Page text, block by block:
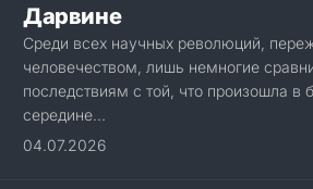
Дарвине
Среди всех научных революций,
человечеством, лишь немногие
последствиям с той, что произошла в
середине...
04.07.2026